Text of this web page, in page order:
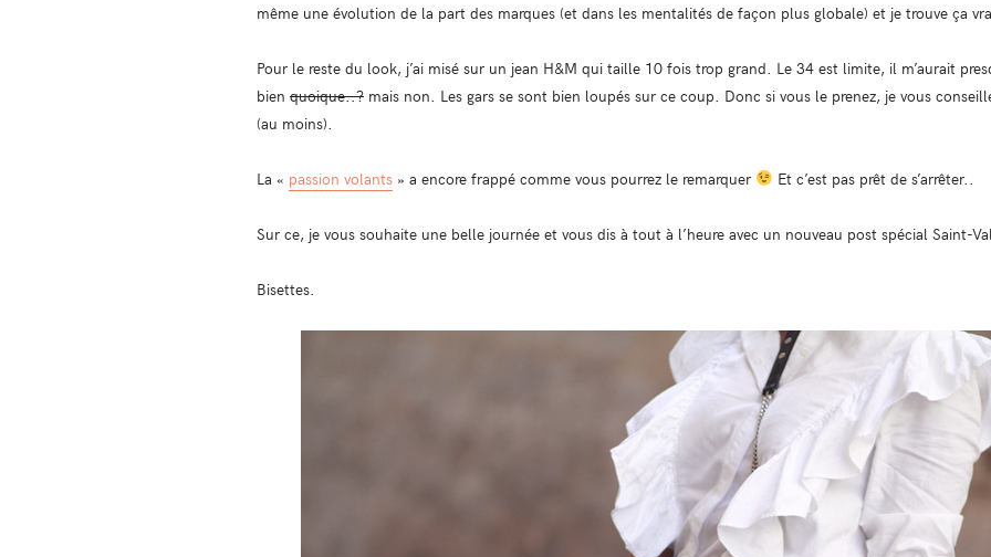
même une évolution de la part des marques (et dans les mentalités de façon plus globale) et je trouve ça
Pour le reste du look, j’ai misé sur un jean H&M qui taille 10 fois trop grand. Le 34 est limite, il m’aurait
bien quoique..? mais non. Les gars se sont bien loupés sur ce coup. Donc si vous le prenez, je vous
(au moins).
La « passion volants » a encore frappé comme vous pourrez le remarquer Et c’est pas prêt de s’arrêter..
Sur ce, je vous souhaite une belle journée et vous dis à tout à l’heure avec un nouveau post spécial Saint-
Bisettes.